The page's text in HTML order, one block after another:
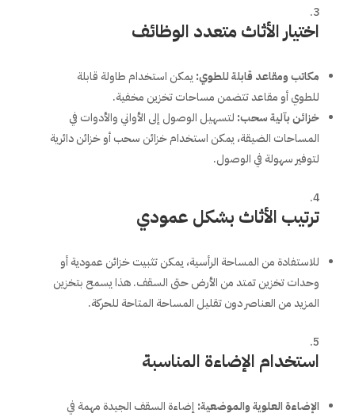
اختيار الأثاث متعدد الوظائف
مكاتب ومقاعد قابلة للطوي: يمكن استخدام طاولة قابلة
للطوي أو مقاعد تتضمن مساحات تخزين مخفية.
خزائن بآلية سحب: لتسهيل الوصول إلى الأواني والأدوات في
المساحات الضيقة، يمكن استخدام خزائن سحب أو خزائن دائرية
لتوفير سهولة في الوصول.
ترتيب الأثاث بشكل عمودي
للاستفادة من المساحة الرأسية، يمكن تثبيت خزائن عمودية أو
وحدات تخزين تمتد من الأرض حتى السقف. هذا يسمح بتخزين
المزيد من العناصر دون تقليل المساحة المتاحة للحركة.
استخدام الإضاءة المناسبة
الإضاءة العلوية والموضعية: إضاءة السقف الجيدة مهمة في